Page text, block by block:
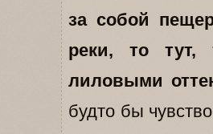
за собой
реки, то тут,
лиловыми
будто бы